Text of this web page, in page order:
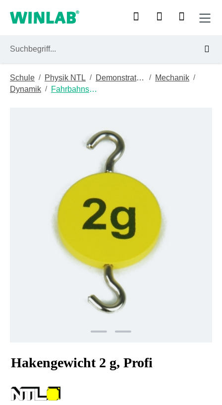
Zum Hauptinhalt springen
Schule / Physik NTL / Demonstrationsgeräte / Mechanik /
Dynamik / Fahrbahnsysteme
Hakengewicht 2 g, Profi